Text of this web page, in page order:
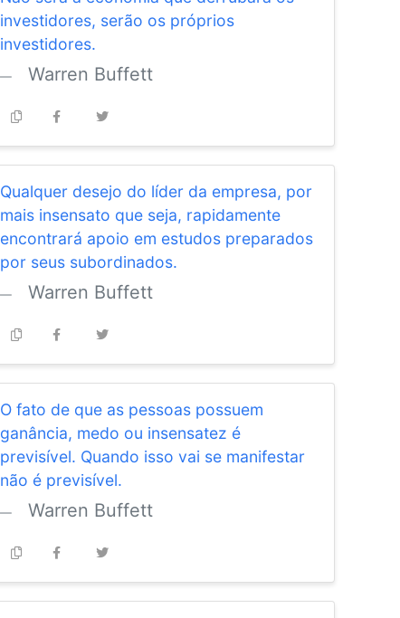
investidores, serão os próprios
investidores.
Warren Buffett
Qualquer desejo do líder da empresa, por
mais insensato que seja, rapidamente
encontrará apoio em estudos preparados
por seus subordinados.
Warren Buffett
O fato de que as pessoas possuem
ganância, medo ou insensatez é
previsível. Quando isso vai se manifestar
não é previsível.
Warren Buffett